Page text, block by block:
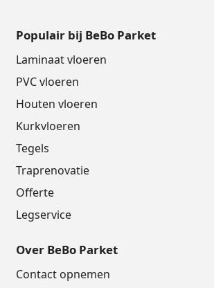
Populair bij BeBo Parket
Laminaat vloeren
PVC vloeren
Houten vloeren
Kurkvloeren
Tegels
Traprenovatie
Offerte
Legservice
Over BeBo Parket
Contact opnemen